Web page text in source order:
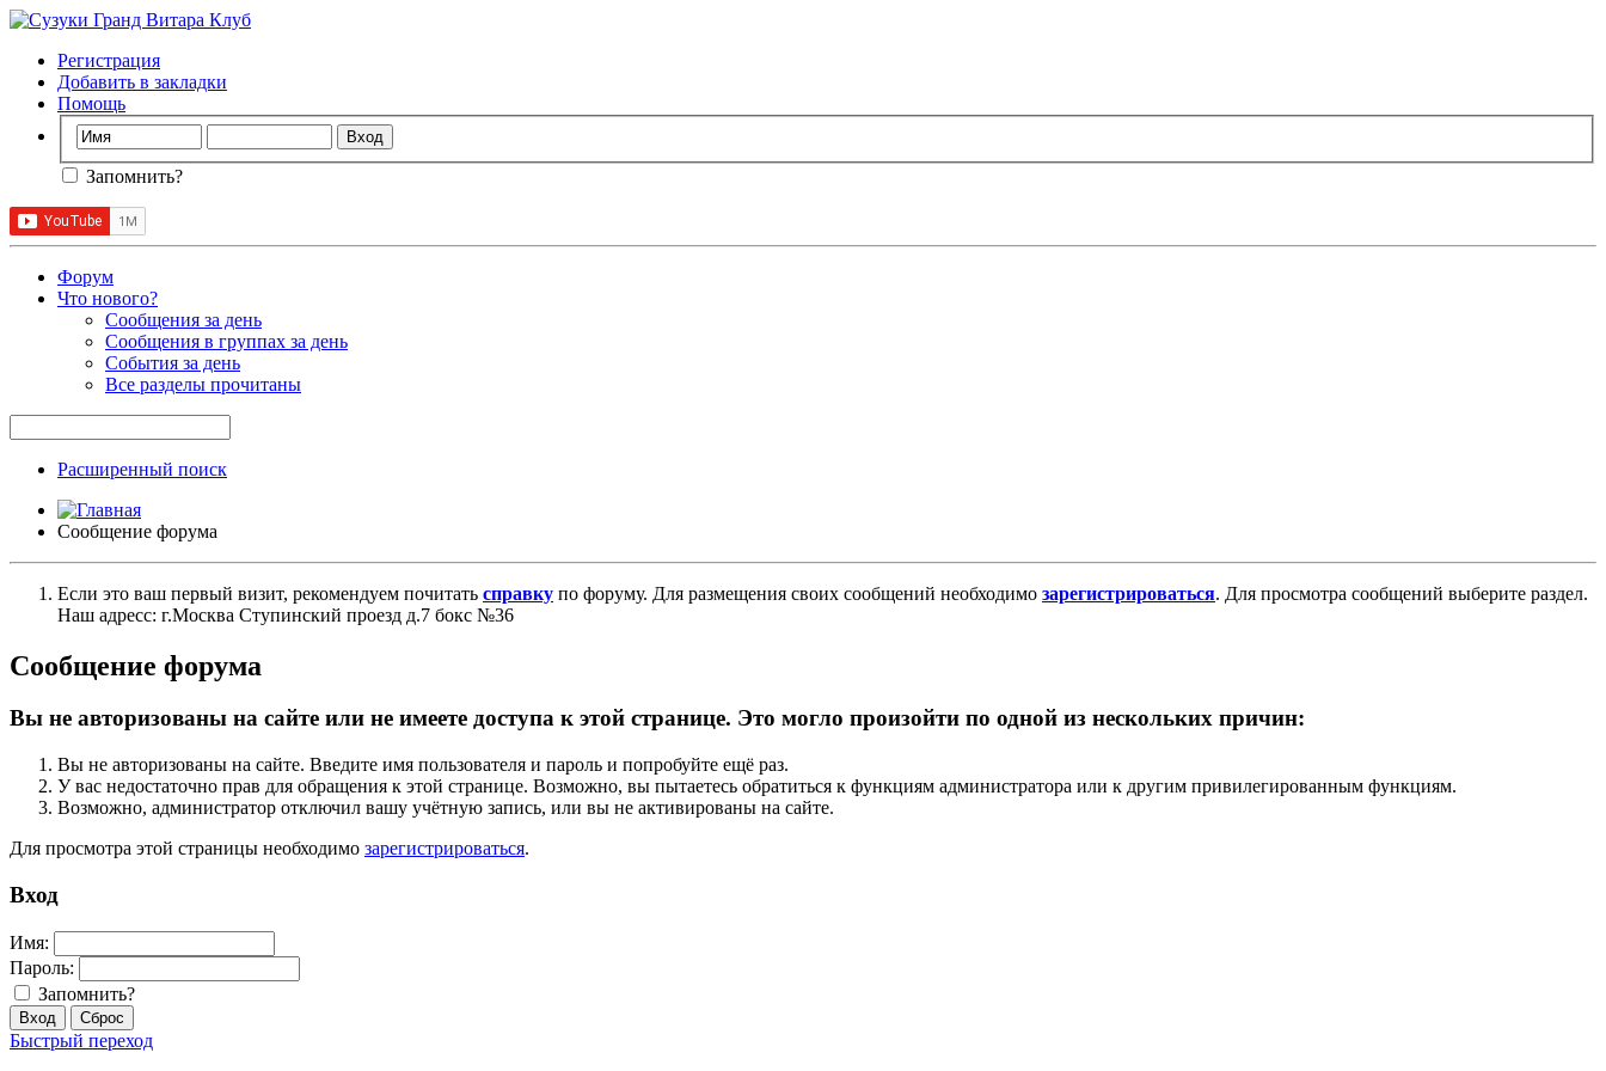
Регистрация
Добавить в закладки
Помощь
Запомнить?
Форум
Что нового?
Сообщения за день
Сообщения в группах за день
События за день
Все разделы прочитаны
Расширенный поиск
Сообщение форума
Если это ваш первый визит, рекомендуем почитать справку по форуму. Для размещения своих сообщений необходимо зарегистрироваться. Для просмотра сообщений выберите раздел.
Наш адресс: г.Москва Ступинский проезд д.7 бокс №36
Сообщение форума
Вы не авторизованы на сайте или не имеете доступа к этой странице. Это могло произойти по одной из нескольких причин:
Вы не авторизованы на сайте. Введите имя пользователя и пароль и попробуйте ещё раз.
У вас недостаточно прав для обращения к этой странице. Возможно, вы пытаетесь обратиться к функциям администратора или к другим привилегированным функциям.
Возможно, администратор отключил вашу учётную запись, или вы не активированы на сайте.
Для просмотра этой страницы необходимо зарегистрироваться.
Вход
Имя:
Пароль:
Запомнить?
Быстрый переход